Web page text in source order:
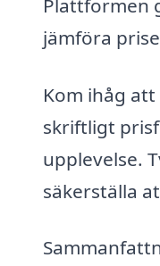
Plattformen
jämföra
Kom ihåg
skriftligt
upplevelse.
säkerställa